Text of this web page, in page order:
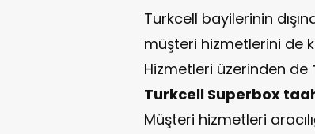
Turkcell bayilerinin
müşteri hizmetlerini de
Hizmetleri üzerinden de
Turkcell Superbox
Müşteri hizmetleri